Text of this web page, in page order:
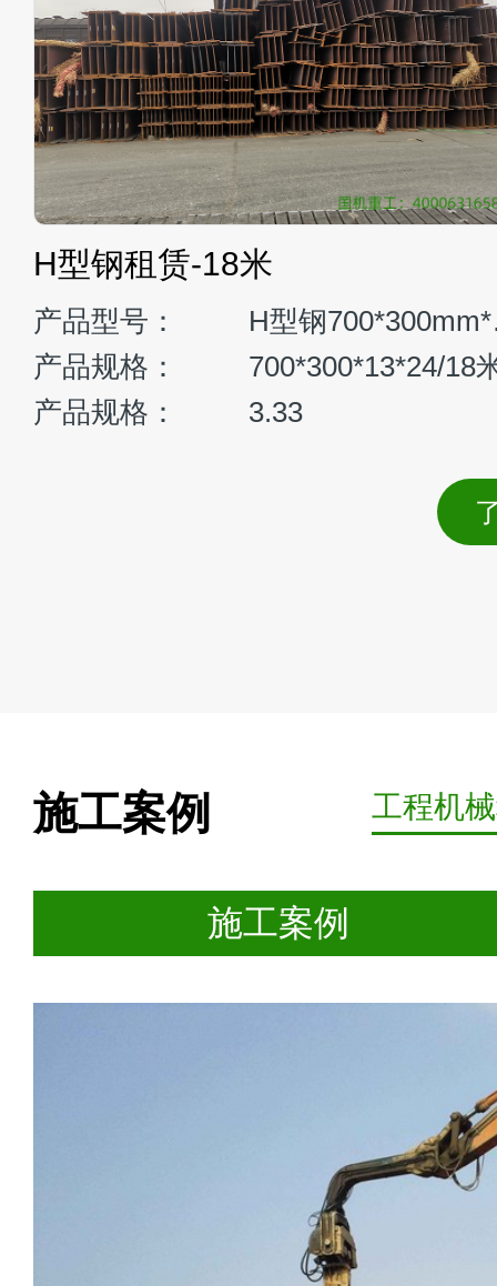
GE330H液压挖掘机
产品型号：
GE330H
斗容量：
1.4 m³
169kw/2050rpm
施工案例 工程机
施工案例